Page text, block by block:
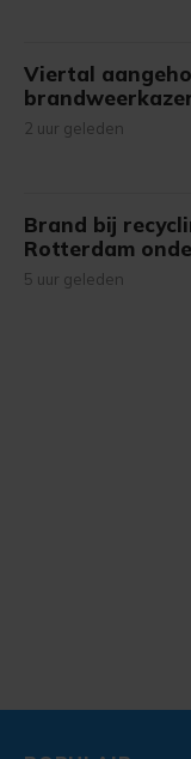
Viertal
2 uur geleden
Brand bij
Rotterdam
5 uur geleden